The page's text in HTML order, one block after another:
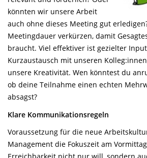
könnten wir unsere Arbeit
auch ohne dieses Meeting gut
Meetingdauer verkürzen, damit
braucht. Viel effektiver ist gezielter
Kurzaustausch mit unseren
unsere Kreativität. Wen könntest du
ob deine Teilnahme einen echten
absagst?
Klare Kommunikationsregeln
Voraussetzung für die neue
Management die Fokuszeit am